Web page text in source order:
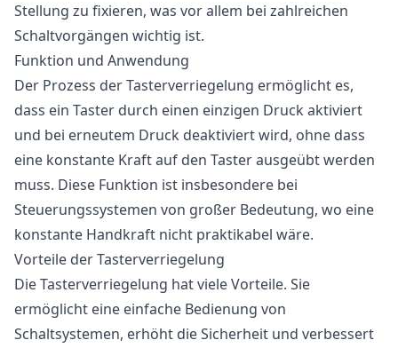
Stellung zu fixieren, was vor allem bei zahlreichen
Schaltvorgängen wichtig ist.
Funktion und Anwendung
Der Prozess der Tasterverriegelung ermöglicht es,
dass ein Taster durch einen einzigen Druck aktiviert
und bei erneutem Druck deaktiviert wird, ohne dass
eine konstante Kraft auf den Taster ausgeübt werden
muss. Diese Funktion ist insbesondere bei
Steuerungssystemen von großer Bedeutung, wo eine
konstante Handkraft nicht praktikabel wäre.
Vorteile der Tasterverriegelung
Die Tasterverriegelung hat viele Vorteile. Sie
ermöglicht eine einfache Bedienung von
Schaltsystemen, erhöht die Sicherheit und verbessert